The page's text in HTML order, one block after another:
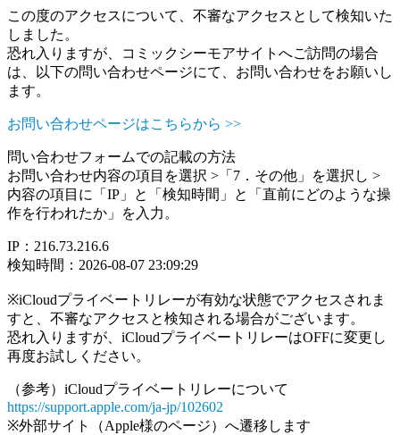
この度のアクセスについて、不審なアクセスとして検知いた
しました。
恐れ入りますが、コミックシーモアサイトへご訪問の場合
は、以下の問い合わせページにて、お問い合わせをお願いし
ます。
お問い合わせページはこちらから >>
問い合わせフォームでの記載の方法
お問い合わせ内容の項目を選択 >「7．その他」を選択し >
内容の項目に「IP」と「検知時間」と「直前にどのような操
作を行われたか」を入力。
IP：216.73.216.6
検知時間：2026-08-07 23:09:29
※iCloudプライベートリレーが有効な状態でアクセスされま
すと、不審なアクセスと検知される場合がございます。
恐れ入りますが、iCloudプライベートリレーはOFFに変更し
再度お試しください。
（参考）iCloudプライベートリレーについて
https://support.apple.com/ja-jp/102602
※外部サイト（Apple様のページ）へ遷移します